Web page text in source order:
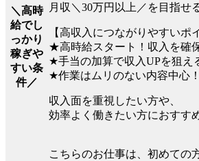
＼高時
給でし
っかり
稼ぎや
すい条
件／
月収＼30万円以上／を目指せ
【高収入につながりやすいポ
★高時給スタート！収入を確
★手当の加算で収入UPを狙え
★作業はムリのない内容中心
収入面を重視したい方や、
効率よく働きたい方におすす
こちらのお仕事は、初めての